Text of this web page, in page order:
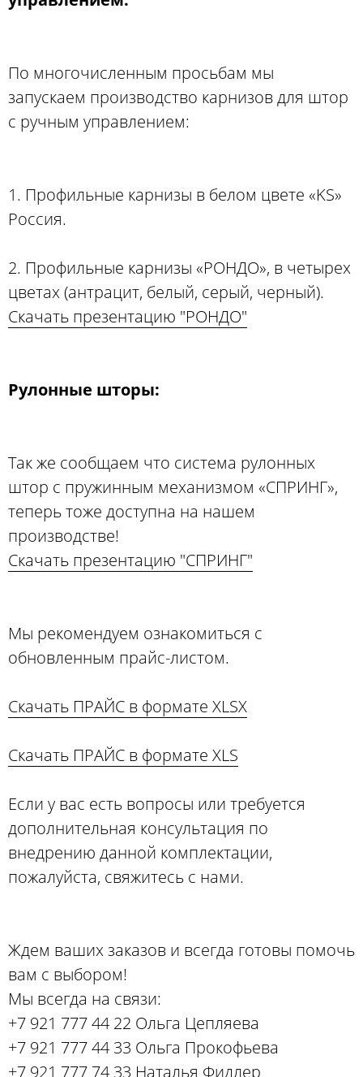
По многочисленным просьбам мы
запускаем производство карнизов для штор
с ручным управлением:
1. Профильные карнизы в белом цвете «KS»
Россия.
2. Профильные карнизы «РОНДО», в четырех
цветах (антрацит, белый, серый, черный).
Скачать презентацию "РОНДО"
Рулонные шторы:
Так же сообщаем что система рулонных
штор с пружинным механизмом «СПРИНГ»,
теперь тоже доступна на нашем
производстве!
Скачать презентацию "СПРИНГ"
Мы рекомендуем ознакомиться с
обновленным прайс-листом.
Скачать ПРАЙС в формате XLSX
Скачать ПРАЙС в формате XLS
Если у вас есть вопросы или требуется
дополнительная консультация по
внедрению данной комплектации,
пожалуйста, свяжитесь с нами.
Ждем ваших заказов и всегда готовы помочь
вам с выбором!
Мы всегда на связи:
+7 921 777 44 22 Ольга Цепляева
+7 921 777 44 33 Ольга Прокофьева
+7 921 777 74 33 Наталья Фидлер